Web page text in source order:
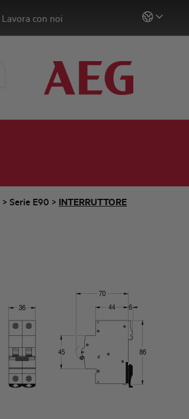
Lavora con noi
> Serie E90 > INTERRUTTORE